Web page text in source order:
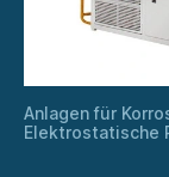
Anlagen für
Elektrostatische